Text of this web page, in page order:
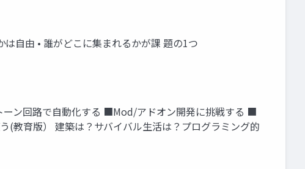
自由 • 誰がどこに集まれるかが課 題の1つ
ン回路で自動化する ■Mod/アドオン開発に挑戦する ■
教育版） 建築は？サバイバル生活は？プログラミング的